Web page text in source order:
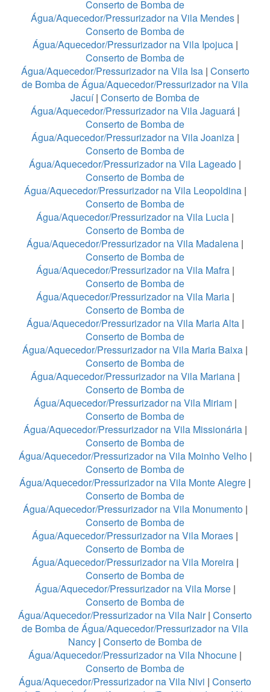
Conserto de Bomba de
Água/Aquecedor/Pressurizador na Vila Mendes |
Conserto de Bomba de
Água/Aquecedor/Pressurizador na Vila Ipojuca|
Conserto de Bomba de
Água/Aquecedor/Pressurizador na Vila Isa| Conserto
de Bomba de Água/Aquecedor/Pressurizador na Vila
Jacuí| Conserto de Bomba de
Água/Aquecedor/Pressurizador na Vila Jaguará|
Conserto de Bomba de
Água/Aquecedor/Pressurizador na Vila Joaniza|
Conserto de Bomba de
Água/Aquecedor/Pressurizador na Vila Lageado |
Conserto de Bomba de
Água/Aquecedor/Pressurizador na Vila Leopoldina|
Conserto de Bomba de
Água/Aquecedor/Pressurizador na Vila Lucia |
Conserto de Bomba de
Água/Aquecedor/Pressurizador na Vila Madalena |
Conserto de Bomba de
Água/Aquecedor/Pressurizador na Vila Mafra |
Conserto de Bomba de
Água/Aquecedor/Pressurizador na Vila Maria|
Conserto de Bomba de
Água/Aquecedor/Pressurizador na Vila Maria Alta|
Conserto de Bomba de
Água/Aquecedor/Pressurizador na Vila Maria Baixa |
Conserto de Bomba de
Água/Aquecedor/Pressurizador na Vila Mariana|
Conserto de Bomba de
Água/Aquecedor/Pressurizador na Vila Miriam|
Conserto de Bomba de
Água/Aquecedor/Pressurizador na Vila Missionária|
Conserto de Bomba de
Água/Aquecedor/Pressurizador na Vila Moinho Velho|
Conserto de Bomba de
Água/Aquecedor/Pressurizador na Vila Monte Alegre |
Conserto de Bomba de
Água/Aquecedor/Pressurizador na Vila Monumento|
Conserto de Bomba de
Água/Aquecedor/Pressurizador na Vila Moraes |
Conserto de Bomba de
Água/Aquecedor/Pressurizador na Vila Moreira|
Conserto de Bomba de
Água/Aquecedor/Pressurizador na Vila Morse|
Conserto de Bomba de
Água/Aquecedor/Pressurizador na Vila Nair| Conserto
de Bomba de Água/Aquecedor/Pressurizador na Vila
Nancy | Conserto de Bomba de
Água/Aquecedor/Pressurizador na Vila Nhocune |
Conserto de Bomba de
Água/Aquecedor/Pressurizador na Vila Nivi | Conserto